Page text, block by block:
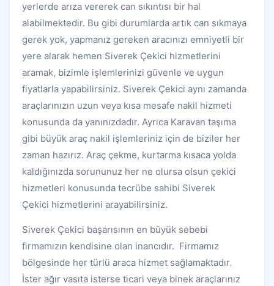
yerlerde arıza vererek can sıkıntısı bir hal
alabilmektedir. Bu gibi durumlarda artık can sıkmaya
gerek yok, yapmanız gereken aracınızı emniyetli bir
yere alarak hemen Siverek Çekici hizmetlerini
aramak, bizimle işlemlerinizi güvenle ve uygun
fiyatlarla yapabilirsiniz. Siverek Çekici aynı zamanda
araçlarınızın uzun veya kısa mesafe nakil hizmeti
konusunda da yanınızdadır. Ayrıca Karavan taşıma
gibi büyük araç nakil işlemleriniz için de biziler her
zaman hazırız. Araç çekme, kurtarma kısaca yolda
kaldığınızda sorununuz her ne olursa olsun çekici
hizmetleri konusunda tecrübe sahibi Siverek
Çekici hizmetlerini arayabilirsiniz.
Siverek Çekici başarısının en büyük sebebi
firmamızın kendisine olan inancıdır. Firmamız
bölgesinde her türlü araca hizmet sağlamaktadır.
İster ağır vasıta isterse ticari veya binek araçlarınız